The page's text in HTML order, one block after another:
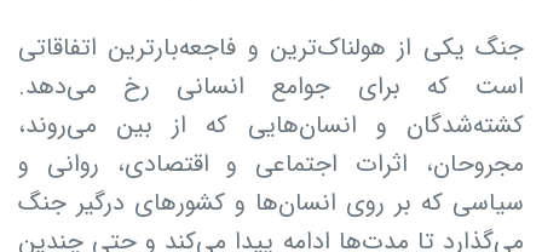
جنگ یکی از هولناک‌ترین و فاجعه‌بارترین اتفاقاتی
است که برای جوامع انسانی رخ می‌دهد.
کشته‌شدگان و انسان‌هایی که از بین می‌روند،
مجروحان، اثرات اجتماعی و اقتصادی، روانی و
سیاسی که بر روی انسان‌ها و کشورهای درگیر جنگ
می‌گذارد تا مدت‌ها ادامه پیدا می‌کند و حتی چندین